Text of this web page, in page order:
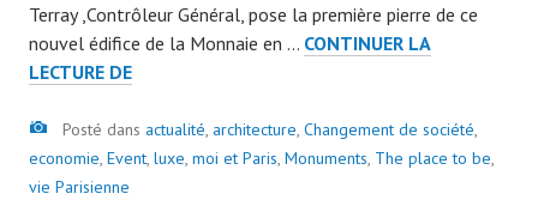
i
n
7
9
Terray ,Contrôleur Général, pose la première pierre de ce
nouvel édifice de la Monnaie en … CONTINUER LA
LECTURE DEHÔTEL
LA
MONNAIE
Image
Posté dans actualité, architecture, Changement de société,
economie, Event, luxe, moi et Paris, Monuments, The place to be,
vie Parisienne